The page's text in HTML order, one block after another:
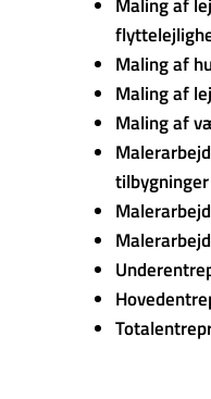
Maling af
Maling af
Maling af
Maling af
tilbygninger